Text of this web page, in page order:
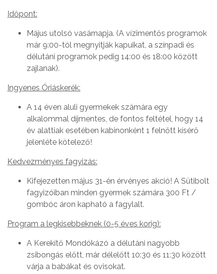
Időpont:
Május utolsó vasárnapja. (A vízimentős programok
már 9:00-tól megnyitják kapuikat, a színpadi és
délutáni programok pedig 14:00 és 18:00 között
zajlanak).
Ingyenes Óriáskerék:
A 14 éven aluli gyermekek számára egy
alkalommal díjmentes, de fontos feltétel, hogy 14
év alattiak esetében kabinonként 1 felnőtt kísérő
jelenléte kötelező!
Kedvezményes fagyizás:
Kifejezetten május 31-én érvényes akció! A Sütibolt
fagyizóiban minden gyermek számára 300 Ft /
gombóc áron kapható a fagylalt.
Program a legkisebbeknek (0-5 éves korig):
A Kerekítő Mondókázó a délutáni nagyobb
zsibongás előtt, már délelőtt 10:30 és 11:30 között
várja a babákat és ovisokat.